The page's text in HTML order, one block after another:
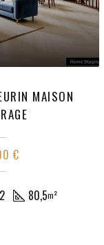
MAISON
€
2 80,5m²